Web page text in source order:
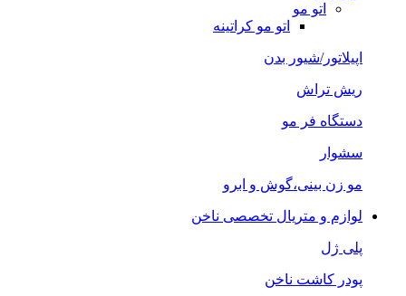
اتو مو
اتو مو کراتینه
اپیلاتور/شیور بدن
ریش تراش
دستگاه فر مو
سشوار
مو زن بینی،گوش و ابرو
لوازم و متریال تخصصی ناخن
پلی ژل
پودر کاشت ناخن